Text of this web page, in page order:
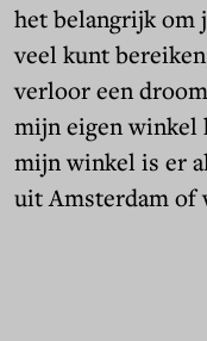
het belangrijk om
veel kunt
verloor een
mijn eigen winkel
mijn winkel is er
uit Amsterdam